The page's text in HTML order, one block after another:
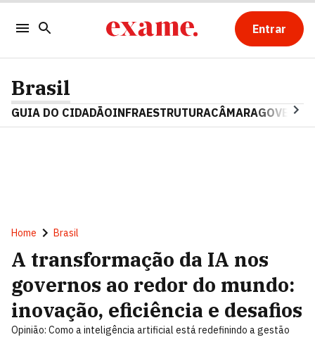
Entrar
Brasil
GUIA DO CIDADÃOINFRAESTRUTURACÂMARAGOVERNO
Home Brasil
A transformação da IA nos
governos ao redor do mundo:
inovação, eficiência e desafios
Opinião: Como a inteligência artificial está redefinindo a gestão